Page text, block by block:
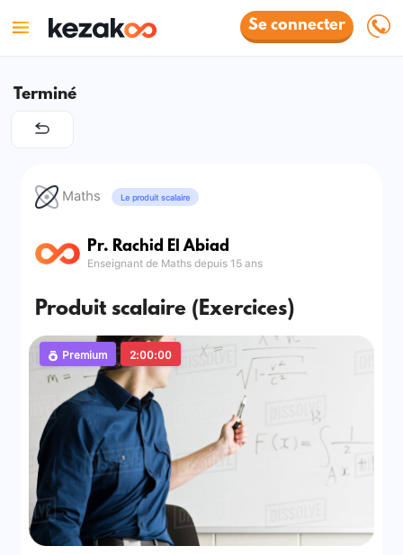
Se connecter
Terminé
Maths Le produit scalaire
Pr. Rachid El Abiad
Enseignant de Maths depuis 15 ans
Produit scalaire (Exercices)
Premium 2:00:00